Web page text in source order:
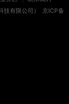
技有限公司） 京ICP备